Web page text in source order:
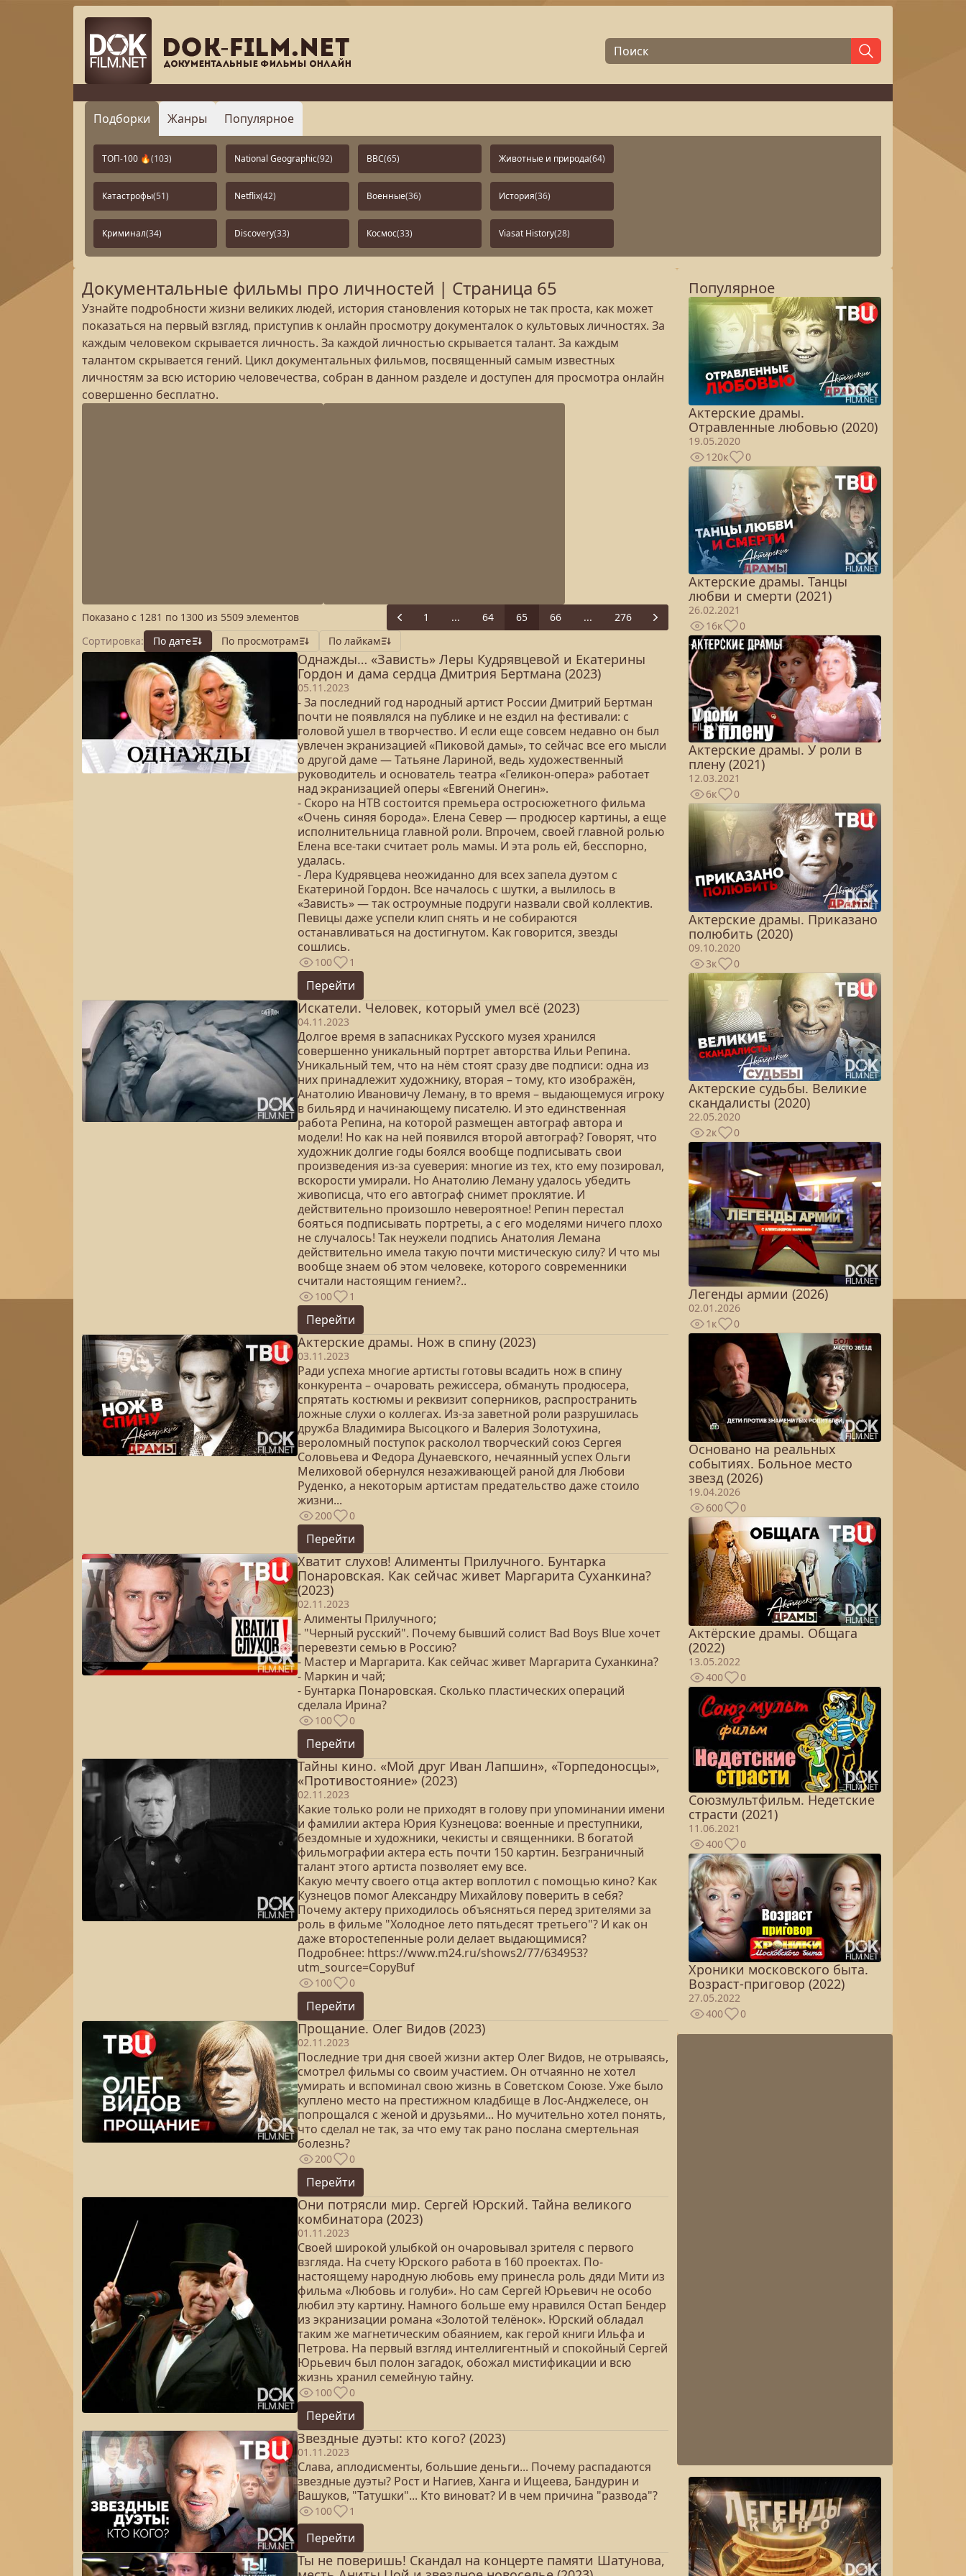
Подборки Жанры Популярное
ТОП-100 🔥(103) National Geographic(92) BBC(65) Животные и природа(64)
Катастрофы(51) Netflix(42) Военные(36) История(36)
Криминал(34) Discovery(33) Космос(33) Viasat History(28)
Документальные фильмы про личностей | Страница 65
Узнайте подробности жизни великих людей, история становления которых не так проста, как может
показаться на первый взгляд, приступив к онлайн просмотру документалок о культовых личностях. За
каждым человеком скрывается личность. За каждой личностью скрывается талант. За каждым
талантом скрывается гений. Цикл документальных фильмов, посвященный самым известных
личностям за всю историю человечества, собран в данном разделе и доступен для просмотра онлайн
совершенно бесплатно.
Показано с 1281 по 1300 из 5509 элементов Previous
1 ... 64 65 66 ... 276
Next
Сортировка:
По дате По просмотрам По лайкам
Однажды… «Зависть» Леры Кудрявцевой и Екатерины
Гордон и дама сердца Дмитрия Бертмана (2023)
05.11.2023
- За последний год народный артист России Дмитрий Бертман
почти не появлялся на публике и не ездил на фестивали: с
головой ушел в творчество. И если еще совсем недавно он был
увлечен экранизацией «Пиковой дамы», то сейчас все его мысли
о другой даме — Татьяне Лариной, ведь художественный
руководитель и основатель театра «Геликон-опера» работает
над экранизацией оперы «Евгений Онегин».
- Скоро на НТВ состоится премьера остросюжетного фильма
«Очень синяя борода». Елена Север — продюсер картины, а еще
исполнительница главной роли. Впрочем, своей главной ролью
Елена все-таки считает роль мамы. И эта роль ей, бесспорно,
удалась.
- Лера Кудрявцева неожиданно для всех запела дуэтом с
Екатериной Гордон. Все началось с шутки, а вылилось в
«Зависть» — так остроумные подруги назвали свой коллектив.
Певицы даже успели клип снять и не собираются
останавливаться на достигнутом. Как говорится, звезды
сошлись.
100 1
Перейти
Искатели. Человек, который умел всё (2023)
04.11.2023
Долгое время в запасниках Русского музея хранился
совершенно уникальный портрет авторства Ильи Репина.
Уникальный тем, что на нём стоят сразу две подписи: одна из
них принадлежит художнику, вторая – тому, кто изображён,
Анатолию Ивановичу Леману, в то время – выдающемуся игроку
в бильярд и начинающему писателю. И это единственная
работа Репина, на которой размещен автограф автора и
модели! Но как на ней появился второй автограф? Говорят, что
художник долгие годы боялся вообще подписывать свои
произведения из-за суеверия: многие из тех, кто ему позировал,
вскорости умирали. Но Анатолию Леману удалось убедить
живописца, что его автограф снимет проклятие. И
действительно произошло невероятное! Репин перестал
бояться подписывать портреты, а с его моделями ничего плохо
не случалось! Так неужели подпись Анатолия Лемана
действительно имела такую почти мистическую силу? И что мы
вообще знаем об этом человеке, которого современники
считали настоящим гением?..
100 1
Перейти
Актерские драмы. Нож в спину (2023)
03.11.2023
Ради успеха многие артисты готовы всадить нож в спину
конкурента – очаровать режиссера, обмануть продюсера,
спрятать костюмы и реквизит соперников, распространить
ложные слухи о коллегах. Из-за заветной роли разрушилась
дружба Владимира Высоцкого и Валерия Золотухина,
вероломный поступок расколол творческий союз Сергея
Соловьева и Федора Дунаевского, нечаянный успех Ольги
Мелиховой обернулся незаживающей раной для Любови
Руденко, а некоторым артистам предательство даже стоило
жизни...
200 0
Перейти
Хватит слухов! Алименты Прилучного. Бунтарка
Понаровская. Как сейчас живет Маргарита Суханкина?
(2023)
02.11.2023
- Алименты Прилучного;
- "Черный русский". Почему бывший солист Bad Boys Blue хочет
перевезти семью в Россию?
- Мастер и Маргарита. Как сейчас живет Маргарита Суханкина?
- Маркин и чай;
- Бунтарка Понаровская. Сколько пластических операций
сделала Ирина?
100 0
Перейти
Тайны кино. «Мой друг Иван Лапшин», «Торпедоносцы»,
«Противостояние» (2023)
02.11.2023
Какие только роли не приходят в голову при упоминании имени
и фамилии актера Юрия Кузнецова: военные и преступники,
бездомные и художники, чекисты и священники. В богатой
фильмографии актера есть почти 150 картин. Безграничный
талант этого артиста позволяет ему все.
Какую мечту своего отца актер воплотил с помощью кино? Как
Кузнецов помог Александру Михайлову поверить в себя?
Почему актеру приходилось объясняться перед зрителями за
роль в фильме "Холодное лето пятьдесят третьего"? И как он
даже второстепенные роли делает выдающимися?
Подробнее: https://www.m24.ru/shows2/77/634953?
utm_source=CopyBuf
100 0
Перейти
Прощание. Олег Видов (2023)
02.11.2023
Последние три дня своей жизни актер Олег Видов, не отрываясь,
смотрел фильмы со своим участием. Он отчаянно не хотел
умирать и вспоминал свою жизнь в Советском Союзе. Уже было
куплено место на престижном кладбище в Лос-Анджелесе, он
попрощался с женой и друзьями... Но мучительно хотел понять,
что сделал не так, за что ему так рано послана смертельная
болезнь?
200 0
Перейти
Они потрясли мир. Сергей Юрский. Тайна великого
комбинатора (2023)
01.11.2023
Своей широкой улыбкой он очаровывал зрителя с первого
взгляда. На счету Юрского работа в 160 проектах. По-
настоящему народную любовь ему принесла роль дяди Мити из
фильма «Любовь и голуби». Но сам Сергей Юрьевич не особо
любил эту картину. Намного больше ему нравился Остап Бендер
из экранизации романа «Золотой телёнок». Юрский обладал
таким же магнетическим обаянием, как герой книги Ильфа и
Петрова. На первый взгляд интеллигентный и спокойный Сергей
Юрьевич был полон загадок, обожал мистификации и всю
жизнь хранил семейную тайну.
100 0
Перейти
Звездные дуэты: кто кого? (2023)
01.11.2023
Слава, аплодисменты, большие деньги... Почему распадаются
звездные дуэты? Рост и Нагиев, Ханга и Ищеева, Бандурин и
Вашуков, "Татушки"... Кто виноват? И в чем причина "развода"?
100 1
Перейти
Ты не поверишь! Скандал на концерте памяти Шатунова,
Популярное
Актерские драмы.
Отравленные любовью (2020)
19.05.2020
120к
0
Актерские драмы. Танцы
любви и смерти (2021)
26.02.2021
16к
0
Актерские драмы. У роли в
плену (2021)
12.03.2021
6к
0
Актерские драмы. Приказано
полюбить (2020)
09.10.2020
3к
0
Актерские судьбы. Великие
скандалисты (2020)
22.05.2020
2к
0
Легенды армии (2026)
02.01.2026
1к
0
Основано на реальных
событиях. Больное место
звезд (2026)
19.04.2026
600
0
Актёрские драмы. Общага
(2022)
13.05.2022
400
0
Союзмультфильм. Недетские
страсти (2021)
11.06.2021
400
0
Хроники московского быта.
Возраст-приговор (2022)
27.05.2022
400
0